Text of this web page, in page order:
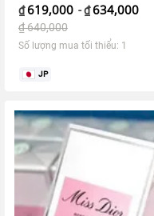
₫619,000 -₫634,000
₫640,000
Số lượng mua tối thiểu: 1
JP